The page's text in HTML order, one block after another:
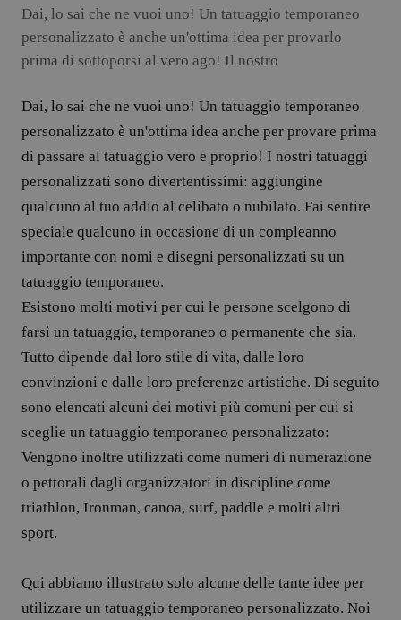
Dai, lo sai che ne vuoi uno! Un tatuaggio temporaneo
personalizzato è anche un'ottima idea per provarlo
prima di sottoporsi al vero ago! Il nostro
Dai, lo sai che ne vuoi uno! Un tatuaggio temporaneo
personalizzato è un'ottima idea anche per provare prima
di passare al tatuaggio vero e proprio! I nostri tatuaggi
personalizzati sono divertentissimi: aggiungine
qualcuno al tuo addio al celibato o nubilato. Fai sentire
speciale qualcuno in occasione di un compleanno
importante con nomi e disegni personalizzati su un
tatuaggio temporaneo.
Esistono molti motivi per cui le persone scelgono di
farsi un tatuaggio, temporaneo o permanente che sia.
Tutto dipende dal loro stile di vita, dalle loro
convinzioni e dalle loro preferenze artistiche. Di seguito
sono elencati alcuni dei motivi più comuni per cui si
sceglie un tatuaggio temporaneo personalizzato:
Vengono inoltre utilizzati come numeri di numerazione
o pettorali dagli organizzatori in discipline come
triathlon, Ironman, canoa, surf, paddle e molti altri
sport.
Qui abbiamo illustrato solo alcune delle tante idee per
utilizzare un tatuaggio temporaneo personalizzato. Noi